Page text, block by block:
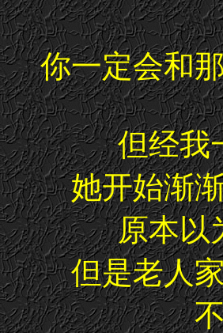
你一定会和
但经我
她开始渐
原本以
但是老人